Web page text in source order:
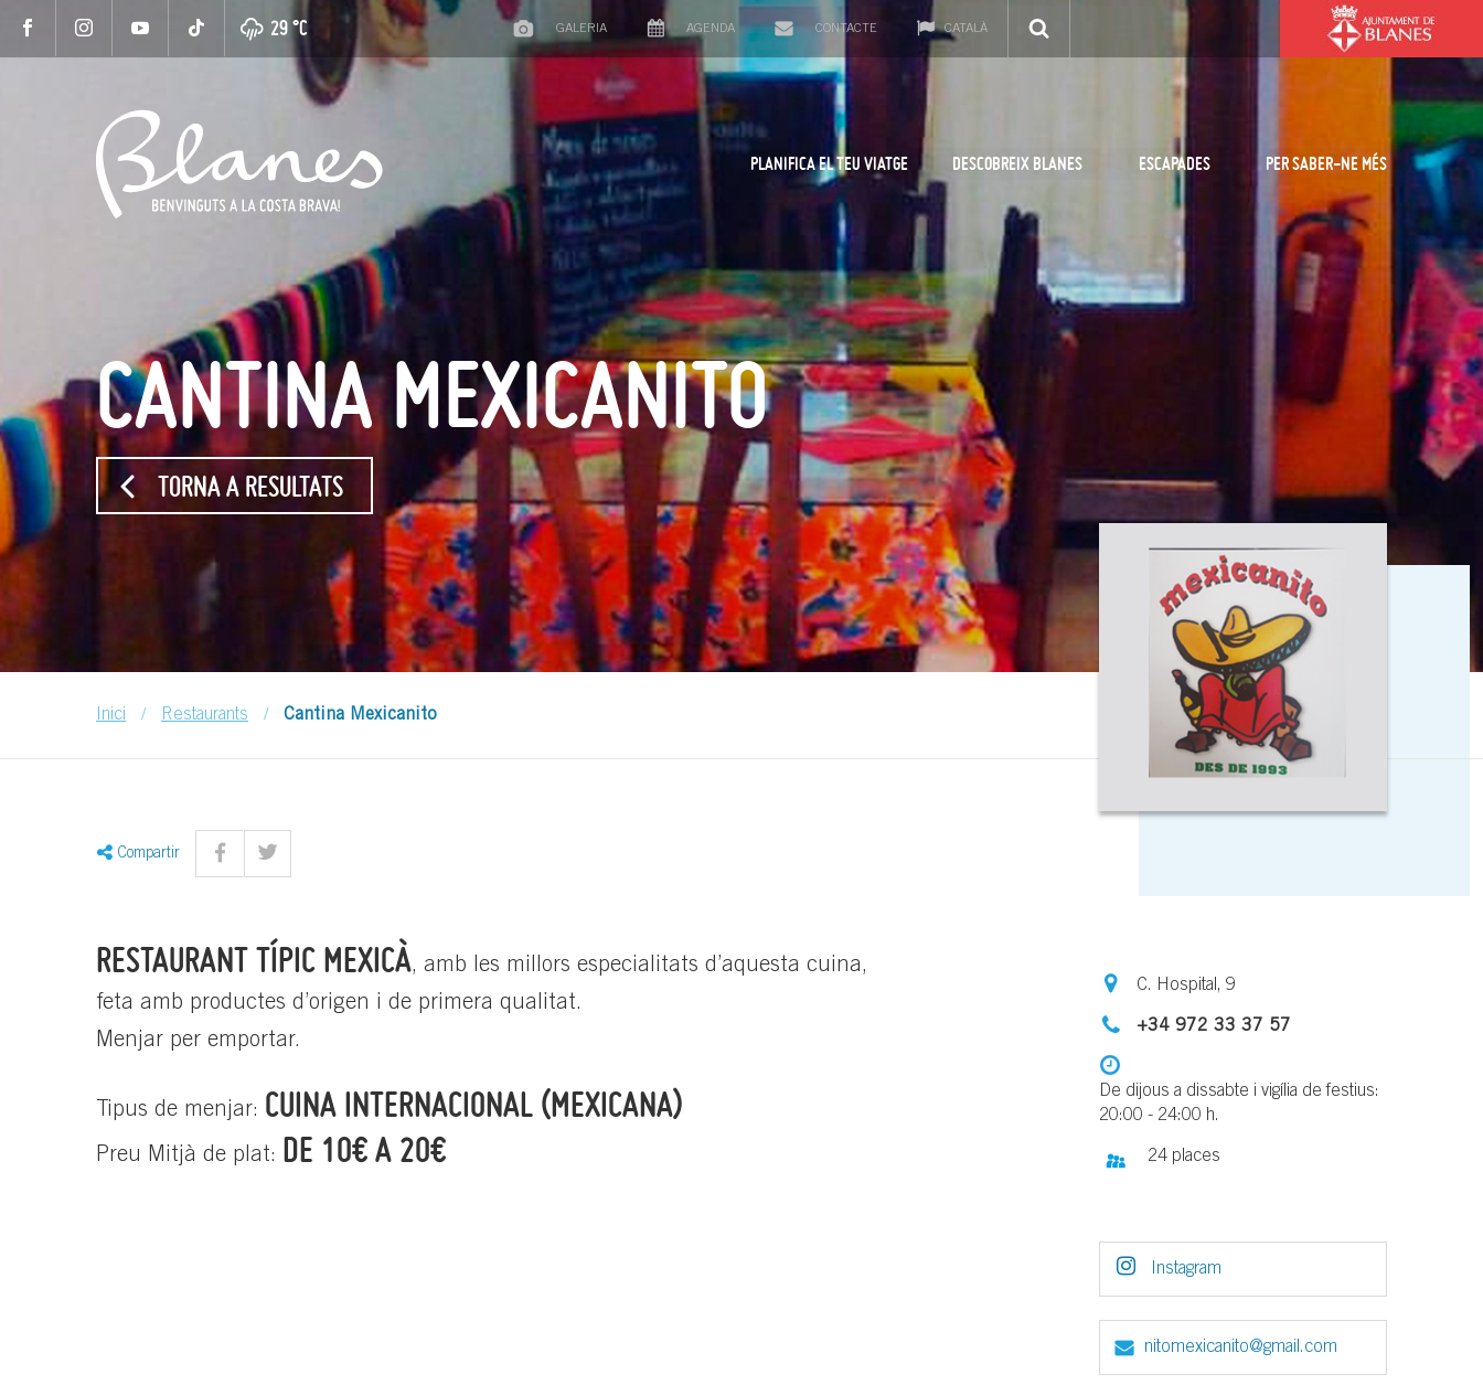
29 °C GALERIA AGENDA CONTACTE CATALÀ
PLANIFICA EL TEU VIATGE DESCOBREIX BLANES ESCAPADES PER SABER-NE MÉS
CANTINA MEXICANITO
TORNA A RESULTATS
Inici / Restaurants / Cantina Mexicanito
Compartir
RESTAURANT TÍPIC MEXICÀ, amb les millors especialitats d’aquesta cuina,
feta amb productes d’origen i de primera qualitat.
Menjar per emportar.
Tipus de menjar: CUINA INTERNACIONAL (MEXICANA)
Preu Mitjà de plat: DE 10€ A 20€
C. Hospital, 9
+34 972 33 37 57
De dijous a dissabte i vigília de festius:
20:00 - 24:00 h.
24 places
Instagram
nitomexicanito@gmail.com